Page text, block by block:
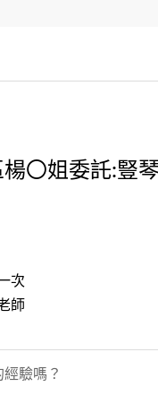
〇姐委託:豎
次
師
驗嗎？